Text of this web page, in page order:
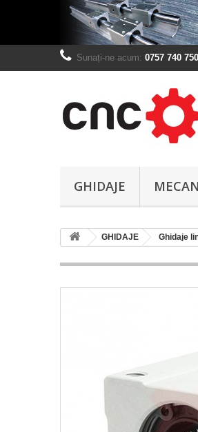
Sunați-ne acum: 0757 740 750
GHIDAJE
GHIDAJE Ghidaje